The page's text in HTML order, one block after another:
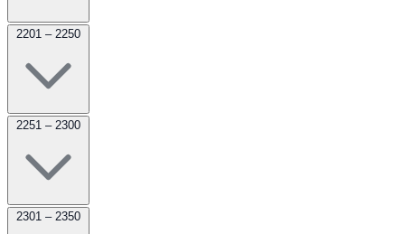
2201 – 2250
2251 – 2300
2301 – 2350